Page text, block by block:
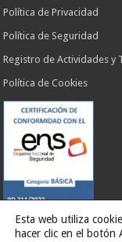
Política de Privacidad
Política de Seguridad
Registro de Actividades y
Política de Cookies
Esta web utiliza
hacer clic en el botón